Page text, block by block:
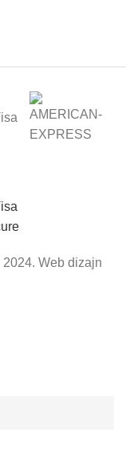
2024. Web dizajn